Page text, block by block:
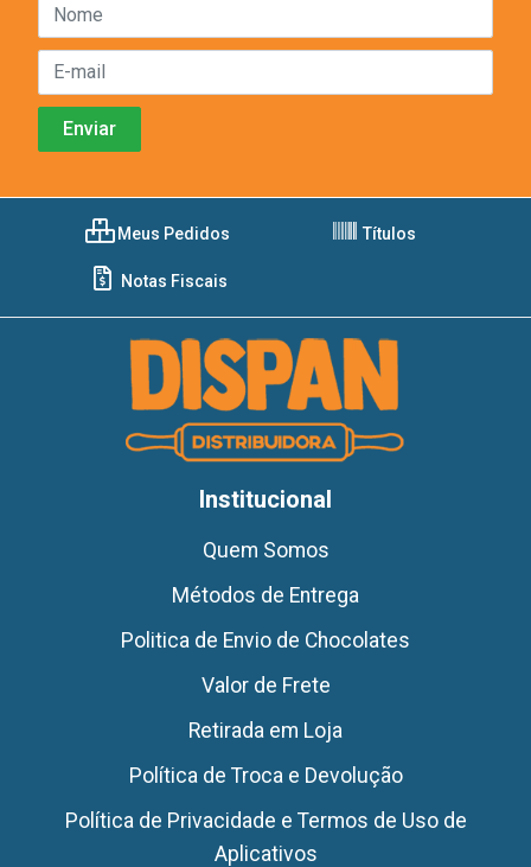
Meus Pedidos Títulos
Notas Fiscais
Institucional
Quem Somos
Métodos de Entrega
Politica de Envio de Chocolates
Valor de Frete
Retirada em Loja
Política de Troca e Devolução
Política de Privacidade e Termos de Uso de
Aplicativos